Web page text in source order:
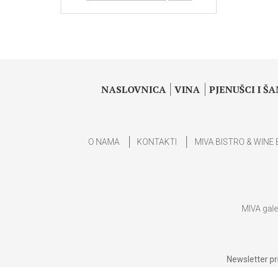
NASLOVNICA VINA PJENUŠCI I
O NAMA KONTAKTI MIVA BISTRO & WINE
MIVA
Newsletter